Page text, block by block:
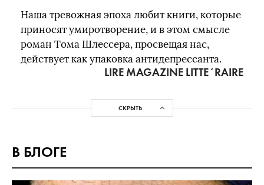
Наша тревожная эпоха любит книги, которые
приносят умиротворение, и в этом смысле
роман Тома Шлессера, просвещая нас,
действует как упаковка антидепрессанта.
LIRE MAGAZINE LITTE´RAIRE
СКРЫТЬ
В БЛОГЕ